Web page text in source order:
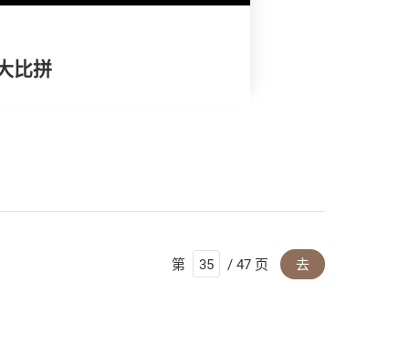
比拼
第 / 47 页 去